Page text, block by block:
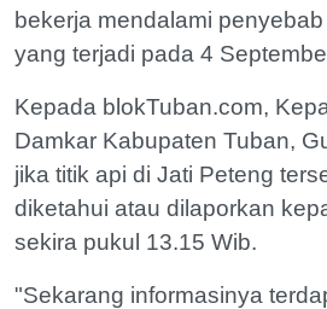
bekerja mendalami
yang terjadi pada 4
Kepada blokTuban.com,
Damkar Kabupaten Tuban,
jika titik api di Jati Peteng
diketahui atau dilaporkan
sekira pukul 13.15 Wib.
"Sekarang informasinya